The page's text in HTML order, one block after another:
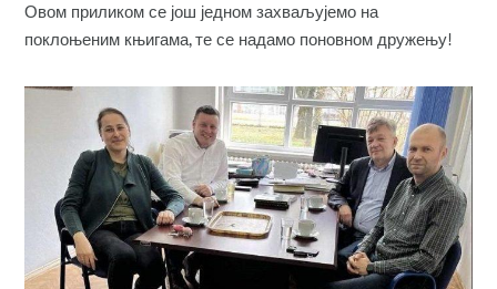
Овом приликом се још једном захваљујемо на
поклоњеним књигама, те се надамо поновном дружењу!